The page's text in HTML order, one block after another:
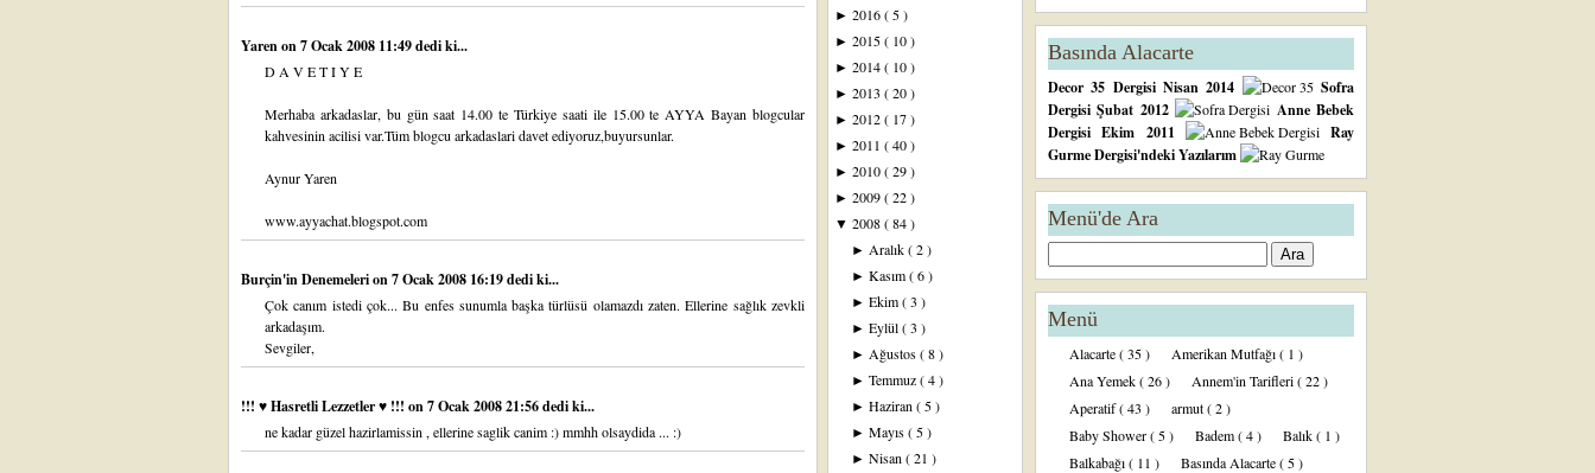
Yarenon 7 Ocak 2008 11:49 dedi ki...
D A V E T I Y E
Merhaba arkadaslar, bu gün saat 14.00 te Türkiye saati ile 15.00 te AYYA Bayan blogcular
kahvesinin acilisi var.Tüm blogcu arkadaslari davet ediyoruz,buyursunlar.
Aynur Yaren
www.ayyachat.blogspot.com
Burçin'in Denemelerion 7 Ocak 2008 16:19 dedi ki...
Çok canım istedi çok... Bu enfes sunumla başka türlüsü olamazdı zaten. Ellerine sağlık zevkli
arkadaşım.
Sevgiler,
!!! ♥ Hasretli Lezzetler ♥ !!! on 7 Ocak 2008 21:56 dedi ki...
ne kadar güzel hazirlamissin , ellerine saglik canim :) mmhh olsaydida ... :)
► 2016( 5 )
► 2015( 10 )
► 2014( 10 )
► 2013 ( 20 )
► 2012( 17 )
► 2011 ( 40 )
► 2010( 29 )
► 2009( 22 )
▼ 2008( 84 )
►Aralık( 2 )
►Kasım( 6 )
►Ekim( 3 )
►Eylül( 3 )
►Ağustos( 8 )
►Temmuz( 4 )
►Haziran( 5 )
►Mayıs( 5 )
►Nisan( 21 )
Basında Alacarte
Decor 35 Dergisi Nisan 2014
Sofra
Dergisi Şubat 2012
Anne Bebek
Dergisi Ekim 2011
Ray
Gurme Dergisi'ndeki Yazılarım
Menü'de Ara
Menü
Alacarte( 35 ) Amerikan Mutfağı( 1 )
Ana Yemek( 26 ) Annem'in Tarifleri( 22 )
Aperatif( 43 ) armut( 2 )
Baby Shower( 5 ) Badem( 4 ) Balık( 1 )
Balkabağı( 11 ) Basında Alacarte( 5 )